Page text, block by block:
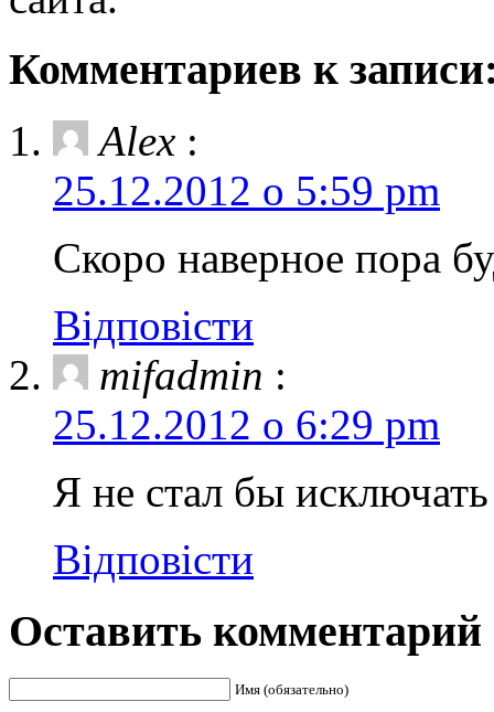
Комментариев к
Alex :
25.12.2012 о 5:59 pm
Скоро наверное пора
Відповісти
mifadmin :
25.12.2012 о 6:29 pm
Я не стал бы
Відповісти
Оставить комментарий
Имя (обязательно)